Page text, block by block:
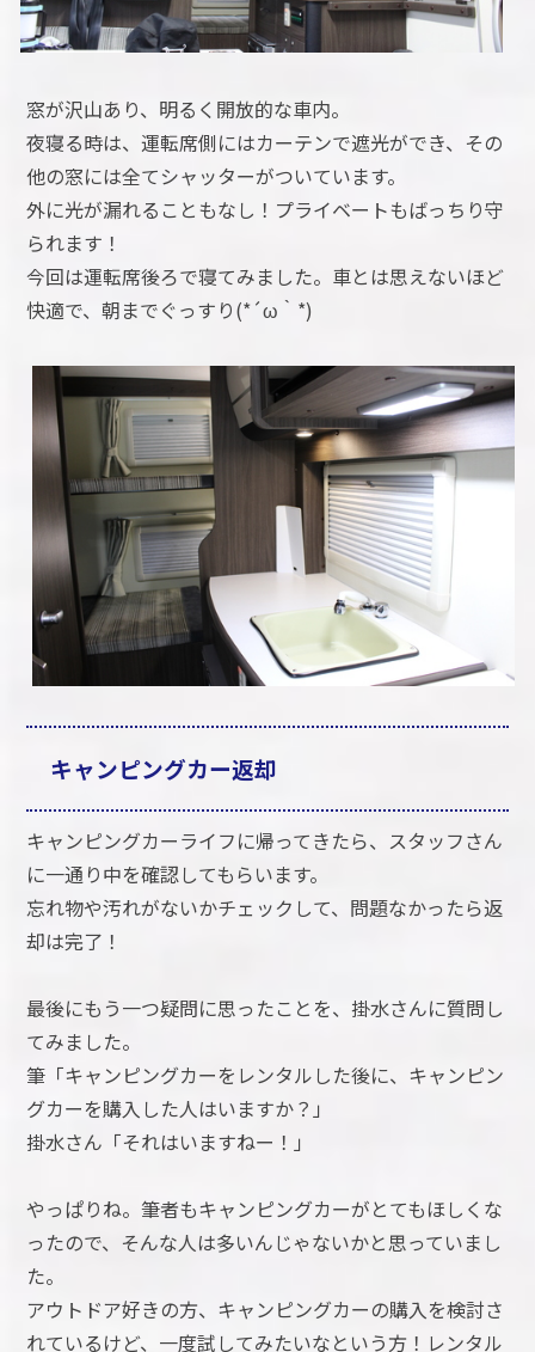
窓が沢山あり、明るく開放的な車内。
夜寝る時は、運転席側にはカーテンで遮光ができ、その
他の窓には全てシャッターがついています。
外に光が漏れることもなし！プライベートもばっちり守
られます！
今回は運転席後ろで寝てみました。車とは思えないほど
快適で、朝までぐっすり(*´ω｀*)
キャンピングカー返却
キャンピングカーライフに帰ってきたら、スタッフさん
に一通り中を確認してもらいます。
忘れ物や汚れがないかチェックして、問題なかったら返
却は完了！
最後にもう一つ疑問に思ったことを、掛水さんに質問し
てみました。
筆「キャンピングカーをレンタルした後に、キャンピン
グカーを購入した人はいますか？」
掛水さん「それはいますねー！」
やっぱりね。筆者もキャンピングカーがとてもほしくな
ったので、そんな人は多いんじゃないかと思っていまし
た。
アウトドア好きの方、キャンピングカーの購入を検討さ
れているけど、一度試してみたいなという方！レンタル